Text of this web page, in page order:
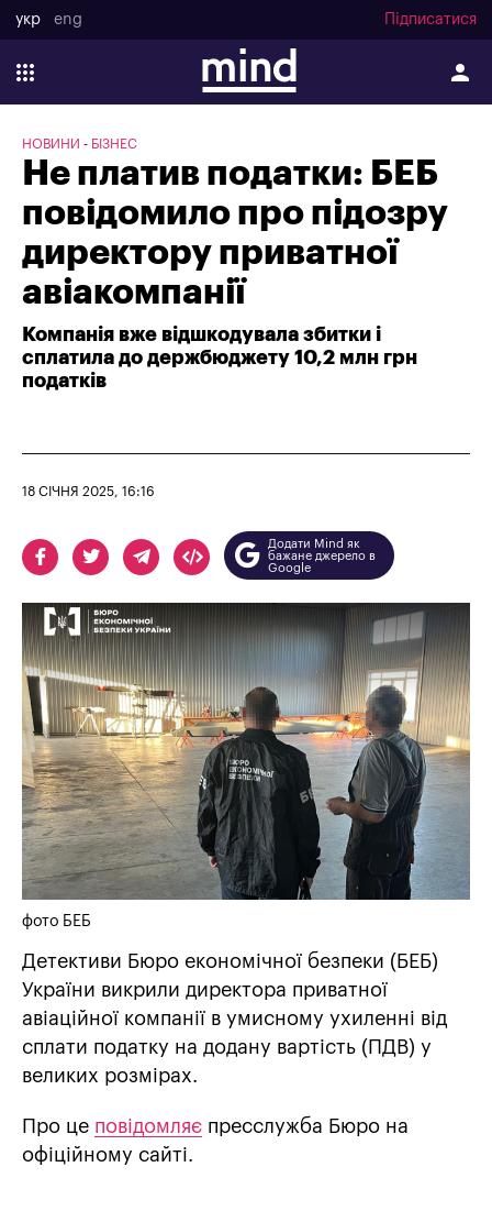
укр eng Підписатися
НОВИНИ БІЗНЕС
Не платив податки: БЕБ
повідомило про підозру
директору приватної
авіакомпанії
Компанія вже відшкодувала збитки і
сплатила до держбюджету 10,2 млн грн
податків
18 СІЧНЯ 2025, 16:16
Додати Mind як
бажане джерело в
Google
фото БЕБ
Детективи Бюро економічної безпеки (БЕБ)
України викрили директора приватної
авіаційної компанії в умисному ухиленні від
сплати податку на додану вартість (ПДВ) у
великих розмірах.
Про це повідомляє пресслужба Бюро на
офіційному сайті.